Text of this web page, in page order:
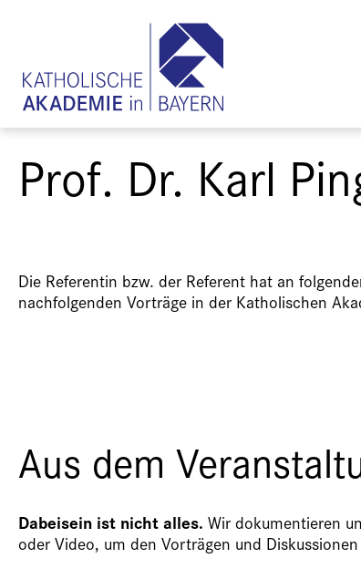
Prof. Dr. Karl
Die Referentin bzw. der Referent hat an
nachfolgenden Vorträge in der Katholischen
Aus dem
Dabeisein ist nicht alles. Wir dokumentieren
oder Video, um den Vorträgen und